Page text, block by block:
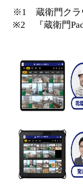
※1 蔵衛門クラ
※2 『蔵衛門Pad